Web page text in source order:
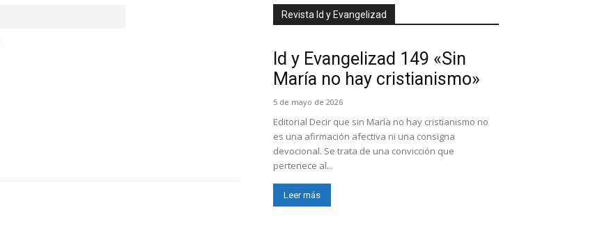
Revista Id y Evangelizad
Id y Evangelizad 149 «Sin
María no hay cristianismo»
5 de mayo de 2026
Editorial Decir que sin María no hay cristianismo no
es una afirmación afectiva ni una consigna
devocional. Se trata de una convicción que
pertenece al...
Leer más